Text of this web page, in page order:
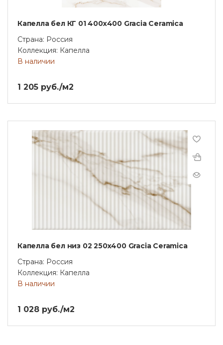
Капелла бел КГ 01 400х400 Gracia Ceramica
Страна: Россия
Коллекция: Капелла
В наличии
1 205 руб./м2
Капелла бел низ 02 250х400 Gracia Ceramica
Страна: Россия
Коллекция: Капелла
В наличии
1 028 руб./м2